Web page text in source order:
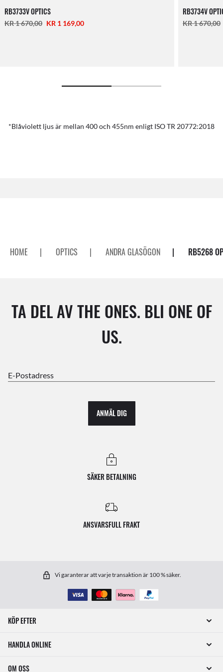
RB3733V OPTICS
KR 1 670,00 KR 1 169,00
RB3734V
KR 1 670,00
*Blåviolett ljus är mellan 400 och 455nm enligt ISO TR 20772:2018
HOME | OPTICS | ANDRA GLASÖGON | RB5268
TA DEL AV THE ONES. BLI ONE OF
US.
E-Postadress
ANMÄL DIG
SÄKER BETALNING
ANSVARSFULL FRAKT
Vi garanterar att varje transaktion är 100 % säker.
KÖP EFTER
HANDLA ONLINE
OM OSS